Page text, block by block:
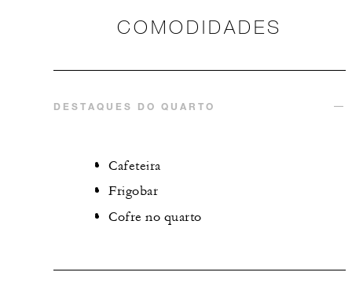
COMODIDADES
DESTAQUES DO QUARTO
Cafeteira
Frigobar
Cofre no quarto